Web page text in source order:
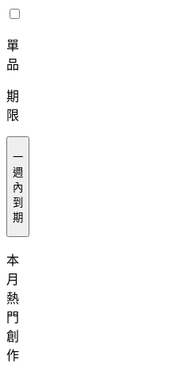
單
品
期
限
一
週
內
到
期
本
月
熱
門
創
作